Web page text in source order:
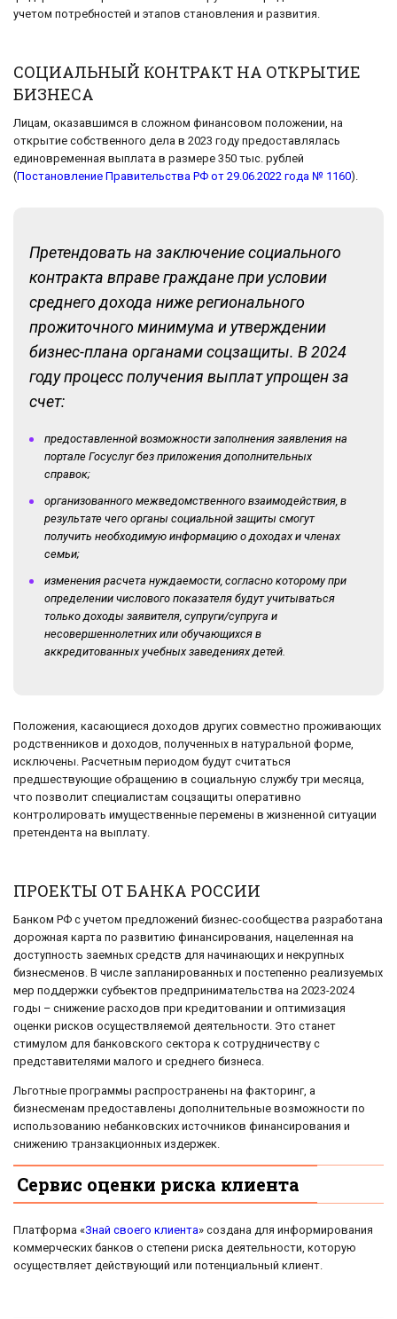
учетом потребностей и этапов становления и развития.
СОЦИАЛЬНЫЙ КОНТРАКТ НА ОТКРЫТИЕ
БИЗНЕСА
Лицам, оказавшимся в сложном финансовом положении, на
открытие собственного дела в 2023 году предоставлялась
единовременная выплата в размере 350 тыс. рублей
(Постановление Правительства РФ от 29.06.2022 года № 1160).
Претендовать на заключение социального
контракта вправе граждане при условии
среднего дохода ниже регионального
прожиточного минимума и утверждении
бизнес-плана органами соцзащиты. В 2024
году процесс получения выплат упрощен за
счет:
предоставленной возможности заполнения заявления на
портале Госуслуг без приложения дополнительных
справок;
организованного межведомственного взаимодействия, в
результате чего органы социальной защиты смогут
получить необходимую информацию о доходах и членах
семьи;
изменения расчета нуждаемости, согласно которому при
определении числового показателя будут учитываться
только доходы заявителя, супруги/супруга и
несовершеннолетних или обучающихся в
аккредитованных учебных заведениях детей.
Положения, касающиеся доходов других совместно проживающих
родственников и доходов, полученных в натуральной форме,
исключены. Расчетным периодом будут считаться
предшествующие обращению в социальную службу три месяца,
что позволит специалистам соцзащиты оперативно
контролировать имущественные перемены в жизненной ситуации
претендента на выплату.
ПРОЕКТЫ ОТ БАНКА РОССИИ
Банком РФ с учетом предложений бизнес-сообщества разработана
дорожная карта по развитию финансирования, нацеленная на
доступность заемных средств для начинающих и некрупных
бизнесменов. В числе запланированных и постепенно реализуемых
мер поддержки субъектов предпринимательства на 2023-2024
годы – снижение расходов при кредитовании и оптимизация
оценки рисков осуществляемой деятельности. Это станет
стимулом для банковского сектора к сотрудничеству с
представителями малого и среднего бизнеса.
Льготные программы распространены на факторинг, а
бизнесменам предоставлены дополнительные возможности по
использованию небанковских источников финансирования и
снижению транзакционных издержек.
Сервис оценки риска клиента
Платформа «Знай своего клиента» создана для информирования
коммерческих банков о степени риска деятельности, которую
осуществляет действующий или потенциальный клиент.